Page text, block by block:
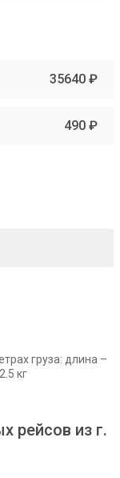
35640 ₽
490 ₽
груза: длина –
кг
рейсов из г.